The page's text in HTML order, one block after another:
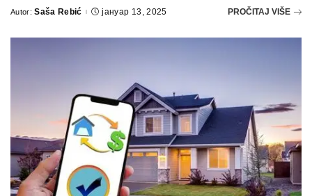
Posted
Autor: Saša Rebić јануар 13, 2025 PROČITAJ VIŠE